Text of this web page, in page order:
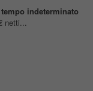
tempo indeterminato
netti...